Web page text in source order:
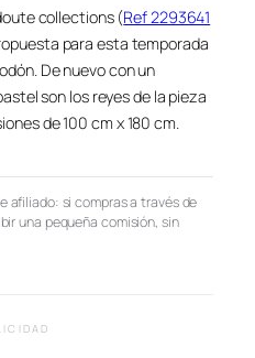
collections (Ref 2293641
para esta temporada
De nuevo con un
son los reyes de la pieza
de 100 cm x 180 cm.
afiliado: si compras a través de
una pequeña comisión, sin